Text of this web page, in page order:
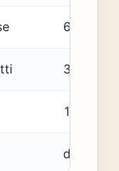
65000
31
13:00
dopo